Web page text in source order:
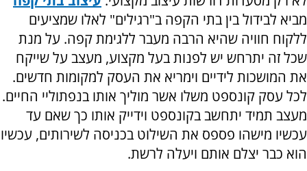
מביא לבידול בין בתי הקפה ב"רגילים" לאלו שמציעים
ללקוח חוויה שהיא הרבה מעבר ללגימת קפה. על מנת
שכל זה יתרחש יש לפנות בעל מקצוע, מעצב על שייקח
את המושכות לידיים וימריא את העסק למקומות חדשים.
לכל עסק קונספט משלו אשר מוליך אותו בנפתוליי החיים.
מעצב תמיד יתחשב בקונספט וידייק אותו כך שאם עד
עכשיו מישהו פספס את השילוט בכניסה לשירותים, עכשיו
הוא כבר יצלם אותם ויעלה לרשת.